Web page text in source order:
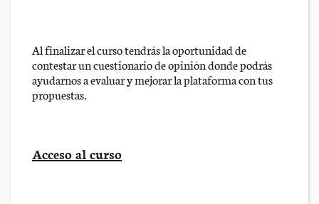
Al finalizar el curso tendrás la oportunidad de
contestar un cuestionario de opinión donde podrás
ayudarnos a evaluar y mejorar la plataforma con tus
propuestas.
Acceso al curso